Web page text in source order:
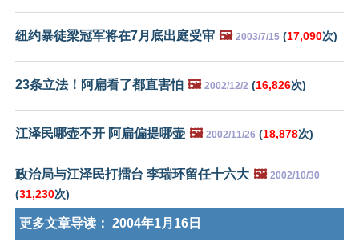
纽约暴徒梁冠军将在7月底出庭受审 🖼️ 2003/7/15 (17,090次)
23条立法！阿扁看了都直害怕 🖼️ 2002/12/2 (16,826次)
江泽民哪壶不开 阿扁偏提哪壶 🖼️ 2002/11/26 (18,878次)
政治局与江泽民打擂台 李瑞环留任十六大 🖼️ 2002/10/30
(31,230次)
更多文章导读： 2004年1月16日